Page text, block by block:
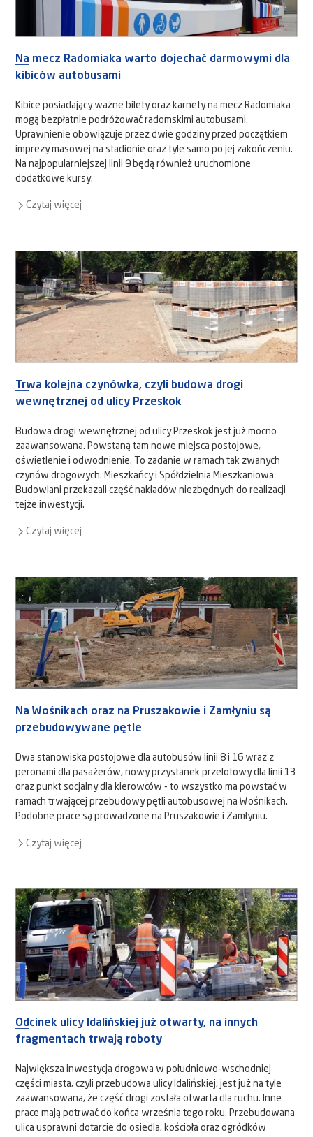
Na mecz Radomiaka warto dojechać darmowymi dla
kibiców autobusami
Kibice posiadający ważne bilety oraz karnety na mecz Radomiaka
mogą bezpłatnie podróżować radomskimi autobusami.
Uprawnienie obowiązuje przez dwie godziny przed początkiem
imprezy masowej na stadionie oraz tyle samo po jej zakończeniu.
Na najpopularniejszej linii 9 będą również uruchomione
dodatkowe kursy.
Czytaj więcej
Trwa kolejna czynówka, czyli budowa drogi
wewnętrznej od ulicy Przeskok
Budowa drogi wewnętrznej od ulicy Przeskok jest już mocno
zaawansowana. Powstaną tam nowe miejsca postojowe,
oświetlenie i odwodnienie. To zadanie w ramach tak zwanych
czynów drogowych. Mieszkańcy i Spółdzielnia Mieszkaniowa
Budowlani przekazali część nakładów niezbędnych do realizacji
tejże inwestycji.
Czytaj więcej
Na Wośnikach oraz na Pruszakowie i Zamłyniu są
przebudowywane pętle
Dwa stanowiska postojowe dla autobusów linii 8 i 16 wraz z
peronami dla pasażerów, nowy przystanek przelotowy dla linii 13
oraz punkt socjalny dla kierowców - to wszystko ma powstać w
ramach trwającej przebudowy pętli autobusowej na Wośnikach.
Podobne prace są prowadzone na Pruszakowie i Zamłyniu.
Czytaj więcej
Odcinek ulicy Idalińskiej już otwarty, na innych
fragmentach trwają roboty
Największa inwestycja drogowa w południowo-wschodniej
części miasta, czyli przebudowa ulicy Idalińskiej, jest już na tyle
zaawansowana, że część drogi została otwarta dla ruchu. Inne
prace mają potrwać do końca września tego roku. Przebudowana
ulica usprawni dotarcie do osiedla, kościoła oraz ogródków